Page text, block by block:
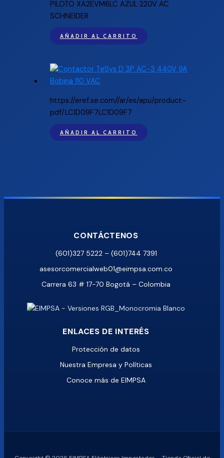
PILOTO XA2EVM6LC AZUL 220V AC
SCHNEIDER
AÑADIR AL CARRITO
https://eref.se.com//ar/es/apu/product-
pdf/LC1D09F7LC1D09F7
AÑADIR AL CARRITO
CONTÁCTENOS
(601)327 5222 – (601)744 7391
asesorcomercialweb01@eimpsa.com.co
Carrera 63 # 17-70 Bogotá – Colombia
ENLACES DE INTERÉS
Protección de datos
Nuestra Empresa y Políticas
Conoce más de EIMPSA